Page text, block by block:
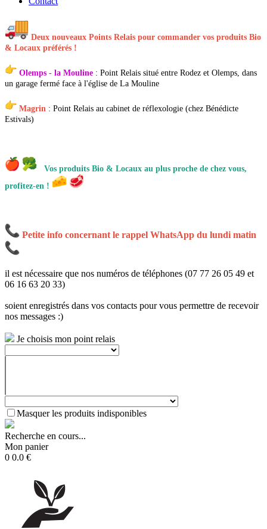
Deux nouveaux Points Relais pour commander vos produits Bio
& Locaux préférés !
Olemps - la Mouline : Point Relais situé entre Rodez et Olemps, dans
un garage fermé face à l'église de La Mouline
Magrin : Point Relais au cabinet de réflexologie (chez Bénédicte
Estivals)
Vos produits Bio & Locaux au plus proche de chez vous,
profitez-en !
Petite info concernant le rappel WhatsApp du lundi matin
il est nécessaire que nos numéros de téléphones (07 77 26 05 49 et
06 16 63 20 33)
soient enregistrés dans vos contacts pour vous permettre de recevoir
nos messages :)
Je choisis mon point relais
Masquer les produits indisponibles
Recherche en cours...
Mon panier
0 0.0 €